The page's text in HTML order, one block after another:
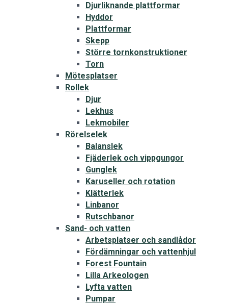
Djurliknande plattformar
Hyddor
Plattformar
Skepp
Större tornkonstruktioner
Torn
Mötesplatser
Rollek
Djur
Lekhus
Lekmobiler
Rörelselek
Balanslek
Fjäderlek och vippgungor
Gunglek
Karuseller och rotation
Klätterlek
Linbanor
Rutschbanor
Sand- och vatten
Arbetsplatser och sandlådor
Fördämningar och vattenhjul
Forest Fountain
Lilla Arkeologen
Lyfta vatten
Pumpar